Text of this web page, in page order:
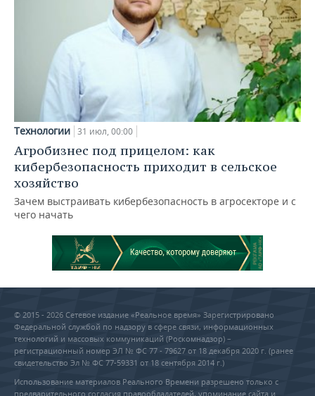
Технологии 31 июл, 00:00
Агробизнес под прицелом: как
кибербезопасность приходит в сельское
хозяйство
Зачем выстраивать кибербезопасность в агросекторе и с
чего начать
© 2015 - 2026 Сетевое издание «Реальное время» Зарегистрировано
Федеральной службой по надзору в сфере связи, информационных
технологий и массовых коммуникаций (Роскомнадзор) –
регистрационный номер ЭЛ № ФС 77 - 79627 от 18 декабря 2020 г. (ранее
свидетельство Эл № ФС 77-59331 от 18 сентября 2014 г.)
Использование материалов Реального Времени разрешено только с
предварительного согласия правообладателей, упоминание сайта и